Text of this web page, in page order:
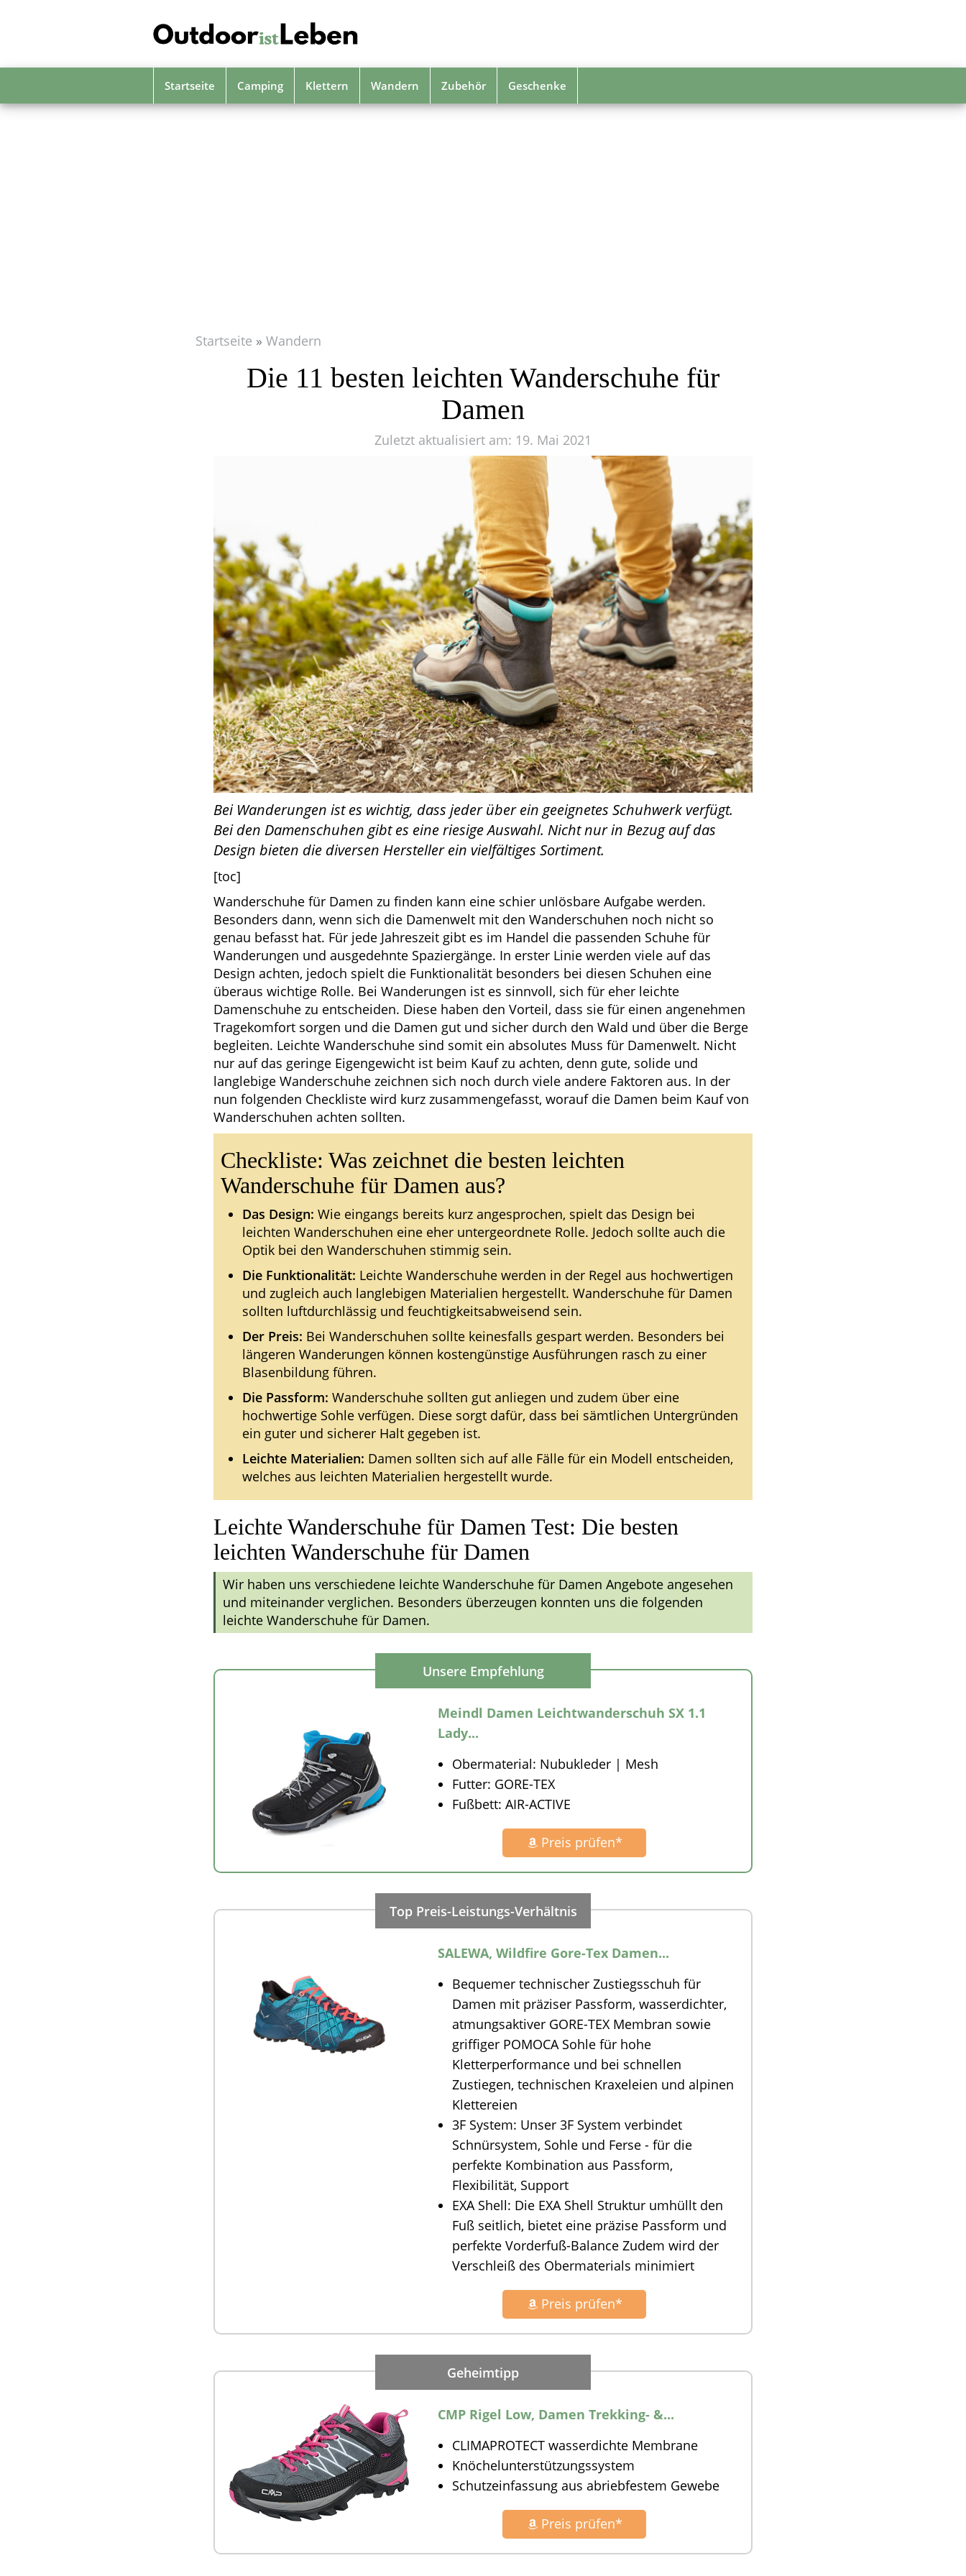
Startseite Camping Klettern Wandern Zubehör Geschenke
Startseite Wandern
Die 11 besten leichten Wanderschuhe für
Damen
Zuletzt aktualisiert am: 19. Mai 2021
Bei Wanderungen ist es wichtig, dass jeder über ein geeignetes Schuhwerk verfügt.
Bei den Damenschuhen gibt es eine riesige Auswahl. Nicht nur in Bezug auf das
Design bieten die diversen Hersteller ein vielfältiges Sortiment.
[toc]
Wanderschuhe für Damen zu finden kann eine schier unlösbare Aufgabe werden.
Besonders dann, wenn sich die Damenwelt mit den Wanderschuhen noch nicht so
genau befasst hat. Für jede Jahreszeit gibt es im Handel die passenden Schuhe für
Wanderungen und ausgedehnte Spaziergänge. In erster Linie werden viele auf das
Design achten, jedoch spielt die Funktionalität besonders bei diesen Schuhen eine
überaus wichtige Rolle. Bei Wanderungen ist es sinnvoll, sich für eher leichte
Damenschuhe zu entscheiden. Diese haben den Vorteil, dass sie für einen angenehmen
Tragekomfort sorgen und die Damen gut und sicher durch den Wald und über die Berge
begleiten. Leichte Wanderschuhe sind somit ein absolutes Muss für Damenwelt. Nicht
nur auf das geringe Eigengewicht ist beim Kauf zu achten, denn gute, solide und
langlebige Wanderschuhe zeichnen sich noch durch viele andere Faktoren aus. In der
nun folgenden Checkliste wird kurz zusammengefasst, worauf die Damen beim Kauf von
Wanderschuhen achten sollten.
Checkliste: Was zeichnet die besten leichten
Wanderschuhe für Damen aus?
Das Design: Wie eingangs bereits kurz angesprochen, spielt das Design bei
leichten Wanderschuhen eine eher untergeordnete Rolle. Jedoch sollte auch die
Optik bei den Wanderschuhen stimmig sein.
Die Funktionalität: Leichte Wanderschuhe werden in der Regel aus hochwertigen
und zugleich auch langlebigen Materialien hergestellt. Wanderschuhe für Damen
sollten luftdurchlässig und feuchtigkeitsabweisend sein.
Der Preis: Bei Wanderschuhen sollte keinesfalls gespart werden. Besonders bei
längeren Wanderungen können kostengünstige Ausführungen rasch zu einer
Blasenbildung führen.
Die Passform: Wanderschuhe sollten gut anliegen und zudem über eine
hochwertige Sohle verfügen. Diese sorgt dafür, dass bei sämtlichen Untergründen
ein guter und sicherer Halt gegeben ist.
Leichte Materialien: Damen sollten sich auf alle Fälle für ein Modell entscheiden,
welches aus leichten Materialien hergestellt wurde.
Leichte Wanderschuhe für Damen Test: Die besten
leichten Wanderschuhe für Damen
Wir haben uns verschiedene leichte Wanderschuhe für Damen Angebote angesehen
und miteinander verglichen. Besonders überzeugen konnten uns die folgenden
leichte Wanderschuhe für Damen.
Meindl Damen Leichtwanderschuh SX 1.1
Lady...
Obermaterial: Nubukleder | Mesh
Futter: GORE-TEX
Fußbett: AIR-ACTIVE
Preis prüfen*
SALEWA, Wildfire Gore-Tex Damen...
Bequemer technischer Zustiegsschuh für
Damen mit präziser Passform, wasserdichter,
atmungsaktiver GORE-TEX Membran sowie
griffiger POMOCA Sohle für hohe
Kletterperformance und bei schnellen
Zustiegen, technischen Kraxeleien und alpinen
Klettereien
3F System: Unser 3F System verbindet
Schnürsystem, Sohle und Ferse - für die
perfekte Kombination aus Passform,
Flexibilität, Support
EXA Shell: Die EXA Shell Struktur umhüllt den
Fuß seitlich, bietet eine präzise Passform und
perfekte Vorderfuß-Balance Zudem wird der
Verschleiß des Obermaterials minimiert
Preis prüfen*
CMP Rigel Low, Damen Trekking- &...
CLIMAPROTECT wasserdichte Membrane
Knöchelunterstützungssystem
Schutzeinfassung aus abriebfestem Gewebe
Preis prüfen*